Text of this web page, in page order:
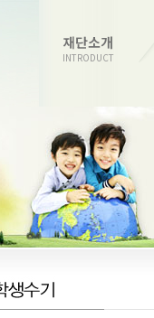
재단소개
INTRODUCT